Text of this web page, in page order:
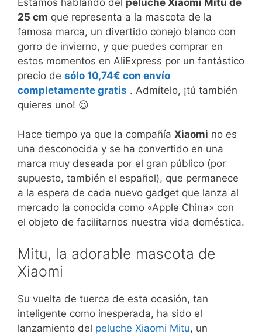
25 cm que representa a la mascota de la
famosa marca, un divertido conejo blanco con
gorro de invierno, y que puedes comprar en
estos momentos en AliExpress por un fantástico
precio de sólo 10,74€ con envío
completamente gratis . Admítelo, ¡tú también
quieres uno! 😉
Hace tiempo ya que la compañía Xiaomi no es
una desconocida y se ha convertido en una
marca muy deseada por el gran público (por
supuesto, también el español), que permanece
a la espera de cada nuevo gadget que lanza al
mercado la conocida como «Apple China» con
el objeto de facilitarnos nuestra vida doméstica.
Mitu, la adorable mascota de
Xiaomi
Su vuelta de tuerca de esta ocasión, tan
inteligente como inesperada, ha sido el
lanzamiento del peluche Xiaomi Mitu, un